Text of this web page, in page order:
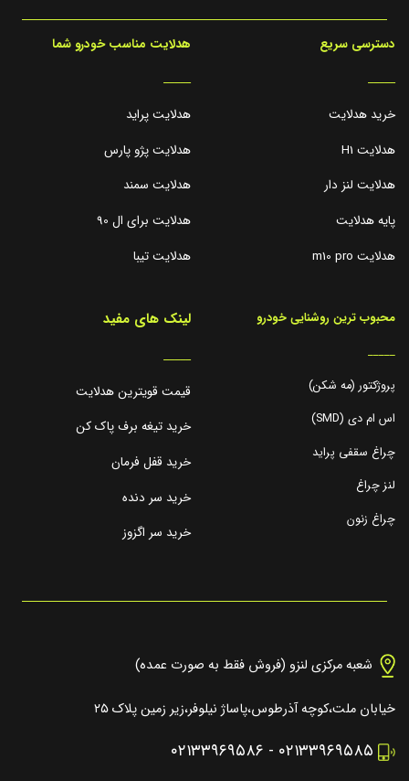
دسترسی سریع
_____
خرید هدلایت
هدلایت H1
هدلایت لنز دار
پایه هدلایت
هدلایت m10 pro
هدلایت مناسب خودرو شما
_____
هدلایت پراید
هدلایت پژو پارس
هدلایت سمند
هدلایت برای ال 90
هدلایت تیبا
محبوب ترین روشنایی خودرو
_____
پروژکتور (مه شکن)
اس ام دی (SMD)
چراغ سقفی پراید
لنز چراغ
چراغ زنون
لینک های مفید
_____
قیمت قویترین هدلایت
خرید تیغه برف پاک کن
خرید قفل فرمان
خرید سر دنده
خرید سر اگزوز
شعبه مرکزی لنزو (فروش فقط به صورت عمده)
خیابان ملت،کوچه آذرطوس،پاساژ نیلوفر،زیر زمین پلاک ۲۵
۰۲۱۳۳۹۶۹۵۸۵ - ۰۲۱۳۳۹۶۹۵۸۶